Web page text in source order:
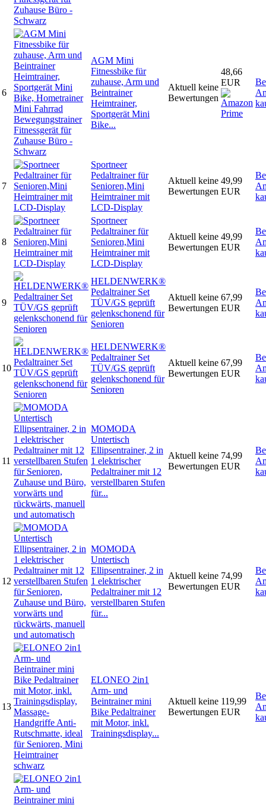
6
AGM Mini
Fitnessbike für
zuhause, Arm und
Beintrainer
Heimtrainer,
Sportgerät Mini
Bike...
Aktuell keine
Bewertungen
48,66
EUR
7
Sportneer
Pedaltrainer für
Senioren,Mini
Heimtrainer mit
LCD-Display
Aktuell keine
Bewertungen
49,99
EUR
8
Sportneer
Pedaltrainer für
Senioren,Mini
Heimtrainer mit
LCD-Display
Aktuell keine
Bewertungen
49,99
EUR
9
HELDENWERK®
Pedaltrainer Set
TÜV/GS geprüft
gelenkschonend für
Senioren
Aktuell keine
Bewertungen
67,99
EUR
10
HELDENWERK®
Pedaltrainer Set
TÜV/GS geprüft
gelenkschonend für
Senioren
Aktuell keine
Bewertungen
67,99
EUR
11
MOMODA
Untertisch
Ellipsentrainer, 2 in
1 elektrischer
Pedaltrainer mit 12
verstellbaren Stufen
für...
Aktuell keine
Bewertungen
74,99
EUR
12
MOMODA
Untertisch
Ellipsentrainer, 2 in
1 elektrischer
Pedaltrainer mit 12
verstellbaren Stufen
für...
Aktuell keine
Bewertungen
74,99
EUR
13
ELONEO 2in1
Arm- und
Beintrainer mini
Bike Pedaltrainer
mit Motor, inkl.
Trainingsdisplay...
Aktuell keine
Bewertungen
119,99
EUR